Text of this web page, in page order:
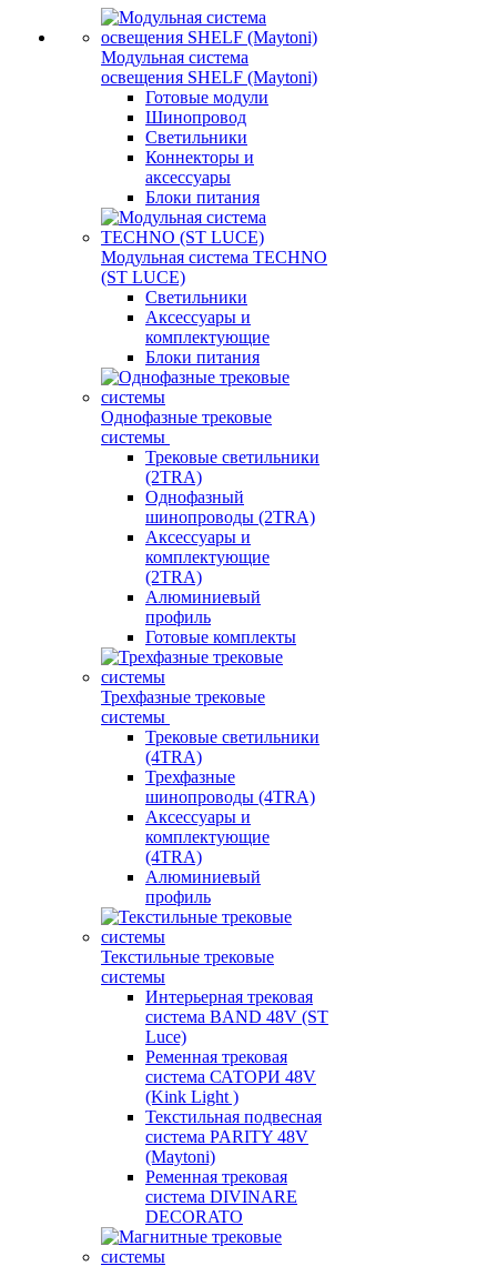
Модульная система
освещения SHELF (Maytoni)
Готовые модули
Шинопровод
Светильники
Коннекторы и
аксессуары
Блоки питания
Модульная система TECHNO
(ST LUCE)
Светильники
Аксессуары и
комплектующие
Блоки питания
Однофазные трековые
системы
Трековые светильники
(2TRA)
Однофазный
шинопроводы (2TRA)
Аксессуары и
комплектующие
(2TRA)
Алюминиевый
профиль
Готовые комплекты
Трехфазные трековые
системы
Трековые светильники
(4TRA)
Трехфазные
шинопроводы (4TRA)
Аксессуары и
комплектующие
(4TRA)
Алюминиевый
профиль
Текстильные трековые
системы
Интерьерная трековая
система BAND 48V (ST
Luce)
Ременная трековая
система САТОРИ 48V
(Kink Light )
Текстильная подвесная
система PARITY 48V
(Maytoni)
Ременная трековая
система DIVINARE
DECORATO